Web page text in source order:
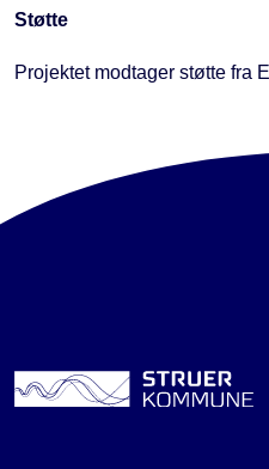
Støtte
Projektet modtager støtte fra